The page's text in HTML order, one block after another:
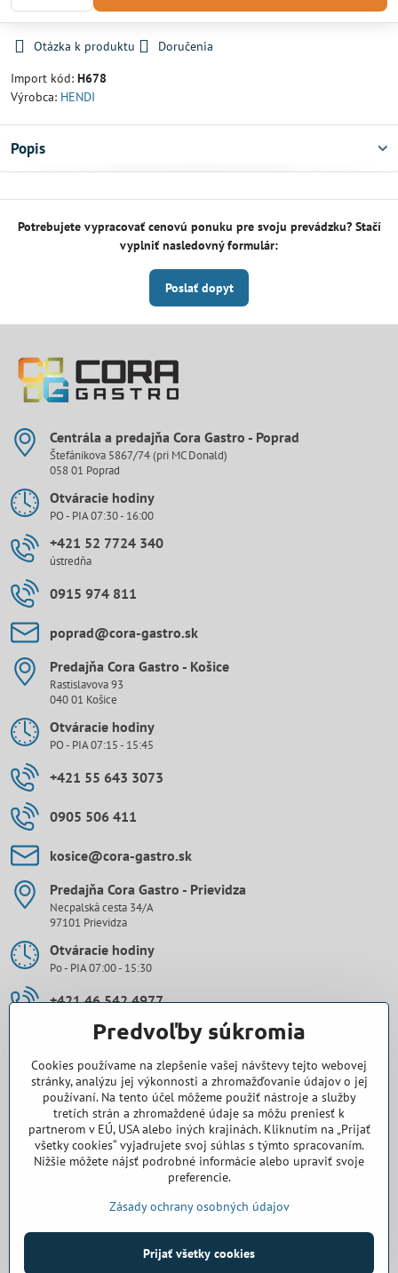
Otázka k produktu
Doručenia
Import kód: H678
Výrobca: HENDI
Popis
Potrebujete vypracovať cenovú ponuku pre svoju prevádzku? Stačí
vyplniť nasledovný formulár:
Poslať dopyt
Centrála a predajňa Cora Gastro - Poprad
Štefánikova 5867/74 (pri MC Donald)
058 01 Poprad
Otváracie hodiny
PO - PIA 07:30 - 16:00
+421 52 7724 340
ústredňa
0915 974 811
poprad​@cora-gastro​.sk
Predajňa Cora Gastro - Košice
Rastislavova 93
040 01 Košice
Otváracie hodiny
PO - PIA 07:15 - 15:45
+421 55 643 3073
0905 506 411
kosice​@cora-gastro​.sk
Predajňa Cora Gastro - Prievidza
Necpalská cesta 34/A
97101 Prievidza
Otváracie hodiny
Po - PIA 07:00 - 15:30
+421 46 542 4977
0907 971 896
prievidza​@cora-gastro​.sk
Obchodné zastúpenie Cora Gastro - Bratislava
0918 345 325
©2026Copyright
Predvoľby súkromia
Cookies používame na zlepšenie vašej návštevy tejto webovej
stránky, analýzu jej výkonnosti a zhromažďovanie údajov o jej
používaní. Na tento účel môžeme použiť nástroje a služby
tretích strán a zhromaždené údaje sa môžu preniesť k
partnerom v EÚ, USA alebo iných krajinách. Kliknutím na „Prijať
všetky cookies“ vyjadrujete svoj súhlas s týmto spracovaním.
Nižšie môžete nájsť podrobné informácie alebo upraviť svoje
preferencie.
Zásady ochrany osobných údajov
Prijať všetky cookies